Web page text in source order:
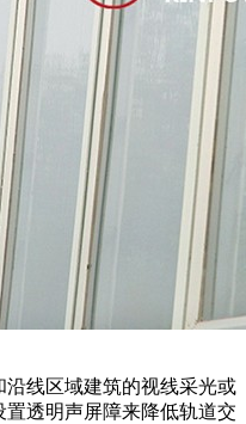
线区域建筑的视线采光或
透明声屏障来降低轨道交